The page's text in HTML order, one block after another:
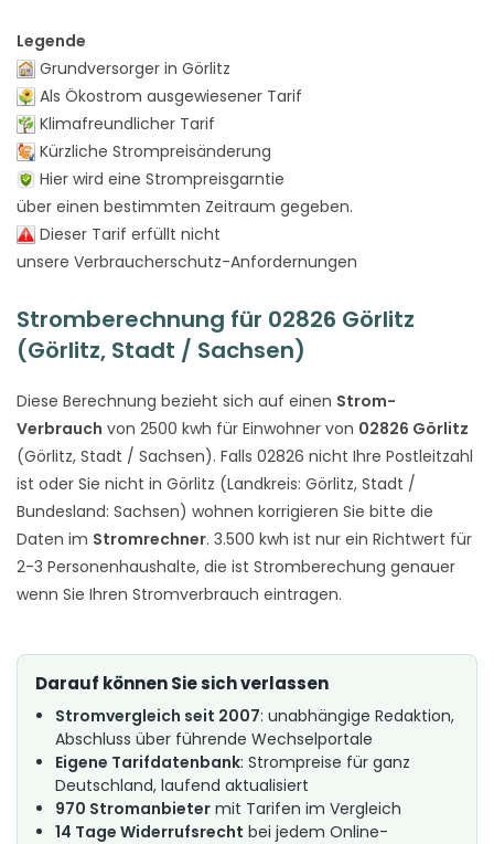
Legende
Grundversorger in Görlitz
Als Ökostrom ausgewiesener Tarif
Klimafreundlicher Tarif
Kürzliche Strompreisänderung
Hier wird eine Strompreisgarntie
über einen bestimmten Zeitraum gegeben.
Dieser Tarif erfüllt nicht
unsere Verbraucherschutz-Anfordernungen
Stromberechnung für 02826 Görlitz
(Görlitz, Stadt / Sachsen)
Diese Berechnung bezieht sich auf einen Strom-
Verbrauch von 2500 kwh für Einwohner von 02826 Görlitz
(Görlitz, Stadt / Sachsen). Falls 02826 nicht Ihre Postleitzahl
ist oder Sie nicht in Görlitz (Landkreis: Görlitz, Stadt /
Bundesland: Sachsen) wohnen korrigieren Sie bitte die
Daten im Stromrechner. 3.500 kwh ist nur ein Richtwert für
2-3 Personenhaushalte, die ist Stromberechung genauer
wenn Sie Ihren Stromverbrauch eintragen.
Darauf können Sie sich verlassen
Stromvergleich seit 2007: unabhängige Redaktion,
Abschluss über führende Wechselportale
Eigene Tarifdatenbank: Strompreise für ganz
Deutschland, laufend aktualisiert
970 Stromanbieter mit Tarifen im Vergleich
14 Tage Widerrufsrecht bei jedem Online-